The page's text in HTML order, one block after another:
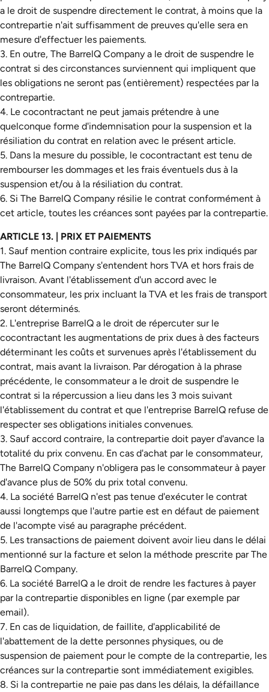
a le droit de suspendre directement le contrat, à moins que la
contrepartie n'ait suffisamment de preuves qu'elle sera en
mesure d'effectuer les paiements.
3. En outre, The BarrelQ Company a le droit de suspendre le
contrat si des circonstances surviennent qui impliquent que
les obligations ne seront pas (entièrement) respectées par la
contrepartie.
4. Le cocontractant ne peut jamais prétendre à une
quelconque forme d'indemnisation pour la suspension et la
résiliation du contrat en relation avec le présent article.
5. Dans la mesure du possible, le cocontractant est tenu de
rembourser les dommages et les frais éventuels dus à la
suspension et/ou à la résiliation du contrat.
6. Si The BarrelQ Company résilie le contrat conformément à
cet article, toutes les créances sont payées par la contrepartie.
ARTICLE 13. | PRIX ET PAIEMENTS
1. Sauf mention contraire explicite, tous les prix indiqués par
The BarrelQ Company s'entendent hors TVA et hors frais de
livraison. Avant l'établissement d'un accord avec le
consommateur, les prix incluant la TVA et les frais de transport
seront déterminés.
2. L'entreprise BarrelQ a le droit de répercuter sur le
cocontractant les augmentations de prix dues à des facteurs
déterminant les coûts et survenues après l'établissement du
contrat, mais avant la livraison. Par dérogation à la phrase
précédente, le consommateur a le droit de suspendre le
contrat si la répercussion a lieu dans les 3 mois suivant
l'établissement du contrat et que l'entreprise BarrelQ refuse de
respecter ses obligations initiales convenues.
3. Sauf accord contraire, la contrepartie doit payer d'avance la
totalité du prix convenu. En cas d'achat par le consommateur,
The BarrelQ Company n'obligera pas le consommateur à payer
d'avance plus de 50% du prix total convenu.
4. La société BarrelQ n'est pas tenue d'exécuter le contrat
aussi longtemps que l'autre partie est en défaut de paiement
de l'acompte visé au paragraphe précédent.
5. Les transactions de paiement doivent avoir lieu dans le délai
mentionné sur la facture et selon la méthode prescrite par The
BarrelQ Company.
6. La société BarrelQ a le droit de rendre les factures à payer
par la contrepartie disponibles en ligne (par exemple par
email).
7. En cas de liquidation, de faillite, d'applicabilité de
l'abattement de la dette personnes physiques, ou de
suspension de paiement pour le compte de la contrepartie, les
créances sur la contrepartie sont immédiatement exigibles.
8. Si la contrepartie ne paie pas dans les délais, la défaillance